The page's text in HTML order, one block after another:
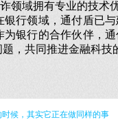
领域拥有专业的技术
行领域，通付盾已
银行的合作伙伴，
，共同推进金融科技
候，其实它正在做同样的事